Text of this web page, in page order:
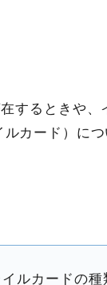
するときや、
カード）に
ルカードの種